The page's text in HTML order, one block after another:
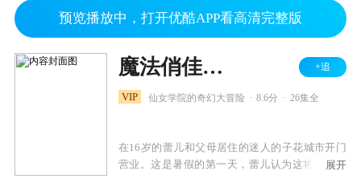
预览播放中，打开优酷APP看高清完整版
魔法俏佳人 第一季 +追
VIP 仙女学院的奇幻大冒险 8.6分 26集全
在16岁的蕾儿和父母居住的迷人的子花城市开门
营业。这是暑假的第一天，蕾儿认为这将是另一
展开